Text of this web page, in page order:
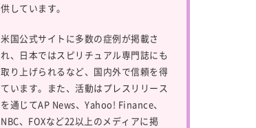
供しています。
米国公式サイトに多数の症例が掲載さ
れ、日本ではスピリチュアル専門誌にも
取り上げられるなど、国内外で信頼を得
ています。また、活動はプレスリリース
を通じてAP News、Yahoo! Finance、
NBC、FOXなど22以上のメディアに掲